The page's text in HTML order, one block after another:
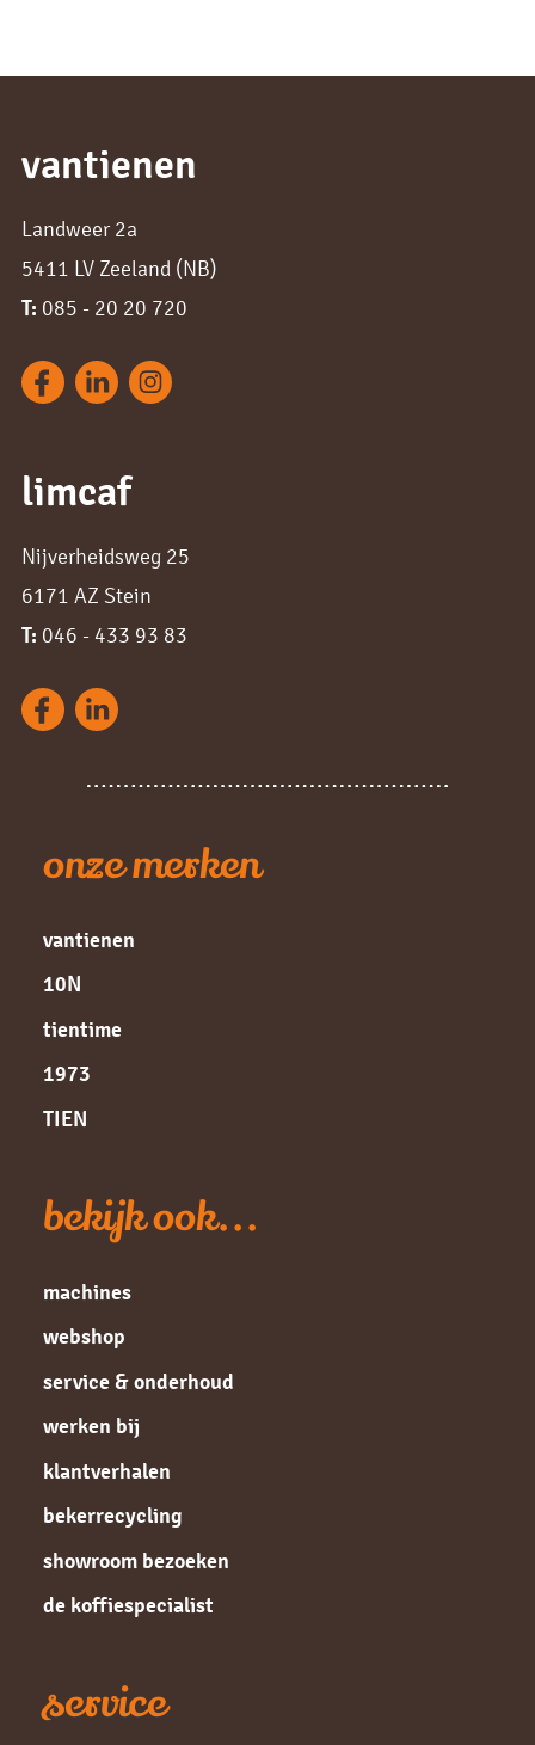
vantienen
Landweer 2a
5411 LV Zeeland (NB)
T: 085 - 20 20 720
limcaf
Nijverheidsweg 25
6171 AZ Stein
T: 046 - 433 93 83
onze merken
vantienen
10N
tientime
1973
TIEN
bekijk ook...
machines
webshop
service & onderhoud
werken bij
klantverhalen
bekerrecycling
showroom bezoeken
de koffiespecialist
service